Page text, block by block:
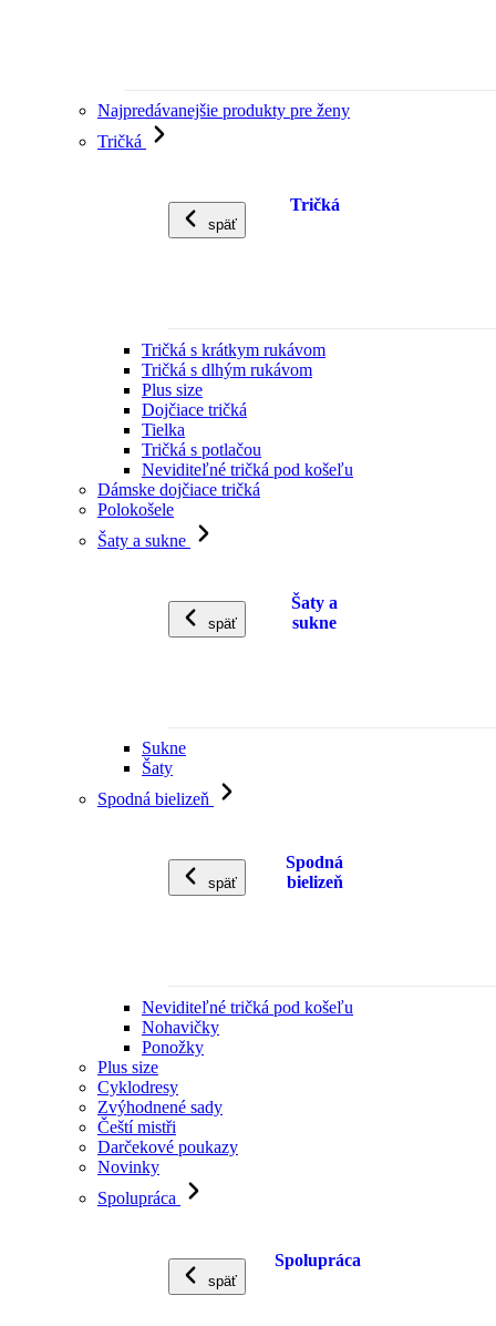
Najpredávanejšie produkty pre ženy
Tričká
späť
Tričká
Tričká s krátkym rukávom
Tričká s dlhým rukávom
Plus size
Dojčiace tričká
Tielka
Tričká s potlačou
Neviditeľné tričká pod košeľu
Dámske dojčiace tričká
Polokošele
Šaty a sukne
späť
Šaty a
sukne
Sukne
Šaty
Spodná bielizeň
späť
Spodná
bielizeň
Neviditeľné tričká pod košeľu
Nohavičky
Ponožky
Plus size
Cyklodresy
Zvýhodnené sady
Čeští mistři
Darčekové poukazy
Novinky
Spolupráca
späť
Spolupráca